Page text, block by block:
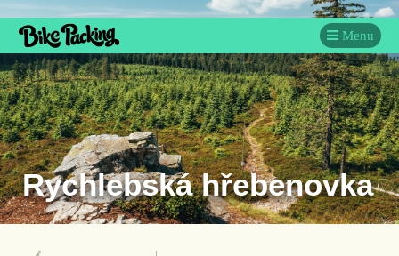
Menu
Rychlebská hřebenovka